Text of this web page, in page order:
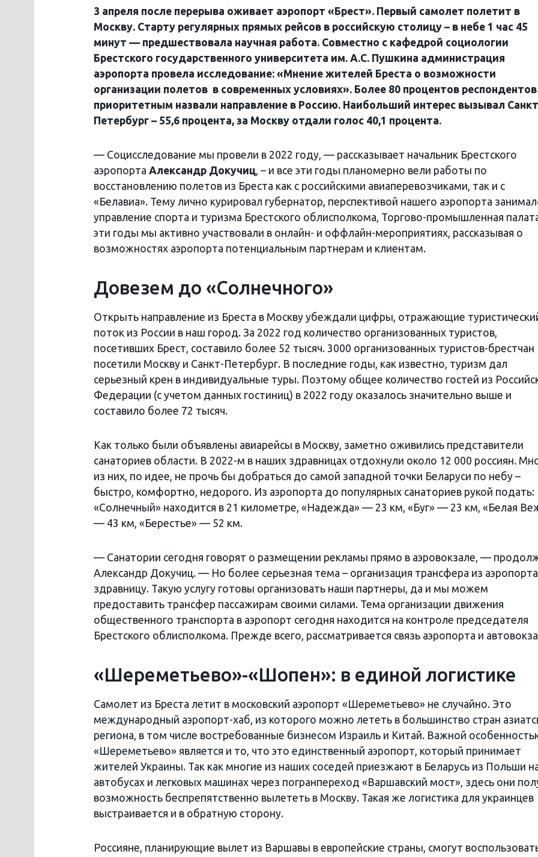
3 апреля после перерыва оживает аэропорт «Брест». Первый самолет полетит в
Москву. Старту регулярных прямых рейсов в российскую столицу – в небе 1 час 45
минут — предшествовала научная работа. Совместно с кафедрой социологии
Брестского государственного университета им. А.С. Пушкина администрация
аэропорта провела исследование: «Мнение жителей Бреста о возможности
организации полетов в современных условиях». Более 80 процентов респондентов
приоритетным назвали направление в Россию. Наибольший интерес вызывал
Петербург – 55,6 процента, за Москву отдали голос 40,1 процента.
— Социсследование мы провели в 2022 году, — рассказывает начальник Брестского
аэропорта Александр Докучиц, – и все эти годы планомерно вели работы по
восстановлению полетов из Бреста как с российскими авиаперевозчиками, так и с
«Белавиа». Тему лично курировал губернатор, перспективой нашего аэропорта
управление спорта и туризма Брестского облисполкома, Торгово-промышленная
эти годы мы активно участвовали в онлайн- и оффлайн-мероприятиях, рассказывая о
возможностях аэропорта потенциальным партнерам и клиентам.
Довезем до «Солнечного»
Открыть направление из Бреста в Москву убеждали цифры, отражающие
поток из России в наш город. За 2022 год количество организованных туристов,
посетивших Брест, составило более 52 тысяч. 3000 организованных туристов-брестчан
посетили Москву и Санкт-Петербург. В последние годы, как известно, туризм дал
серьезный крен в индивидуальные туры. Поэтому общее количество гостей из
Федерации (с учетом данных гостиниц) в 2022 году оказалось значительно выше и
составило более 72 тысяч.
Как только были объявлены авиарейсы в Москву, заметно оживились представители
санаториев области. В 2022-м в наших здравницах отдохнули около 12 000 россиян.
из них, по идее, не прочь бы добраться до самой западной точки Беларуси по небу –
быстро, комфортно, недорого. Из аэропорта до популярных санаториев рукой подать:
«Солнечный» находится в 21 километре, «Надежда» — 23 км, «Буг» — 23 км, «Белая
— 43 км, «Берестье» — 52 км.
— Санатории сегодня говорят о размещении рекламы прямо в аэровокзале, —
Александр Докучиц. — Но более серьезная тема – организация трансфера из
здравницу. Такую услугу готовы организовать наши партнеры, да и мы можем
предоставить трансфер пассажирам своими силами. Тема организации движения
общественного транспорта в аэропорт сегодня находится на контроле председателя
Брестского облисполкома. Прежде всего, рассматривается связь аэропорта и
«Шереметьево»-«Шопен»: в единой логистике
Самолет из Бреста летит в московский аэропорт «Шереметьево» не случайно. Это
международный аэропорт-хаб, из которого можно лететь в большинство стран
региона, в том числе востребованные бизнесом Израиль и Китай. Важной
«Шереметьево» является и то, что это единственный аэропорт, который принимает
жителей Украины. Так как многие из наших соседей приезжают в Беларусь из Польши
автобусах и легковых машинах через погранпереход «Варшавский мост», здесь они
возможность беспрепятственно вылететь в Москву. Такая же логистика для украинцев
выстраивается и в обратную сторону.
Россияне, планирующие вылет из Варшавы в европейские страны, смогут